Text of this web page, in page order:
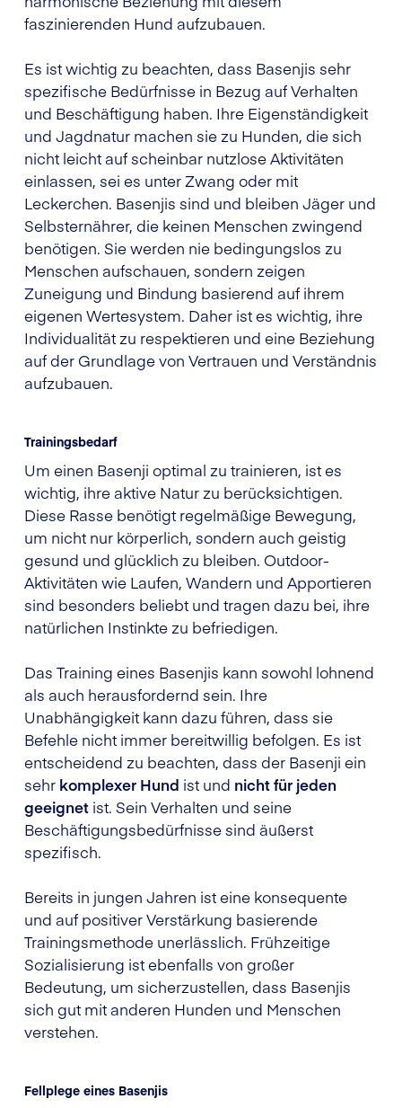
faszinierenden Hund aufzubauen.
Es ist wichtig zu beachten, dass Basenjis sehr
spezifische Bedürfnisse in Bezug auf Verhalten
und Beschäftigung haben. Ihre Eigenständigkeit
und Jagdnatur machen sie zu Hunden, die sich
nicht leicht auf scheinbar nutzlose Aktivitäten
einlassen, sei es unter Zwang oder mit
Leckerchen. Basenjis sind und bleiben Jäger und
Selbsternährer, die keinen Menschen zwingend
benötigen. Sie werden nie bedingungslos zu
Menschen aufschauen, sondern zeigen
Zuneigung und Bindung basierend auf ihrem
eigenen Wertesystem. Daher ist es wichtig, ihre
Individualität zu respektieren und eine Beziehung
auf der Grundlage von Vertrauen und Verständnis
aufzubauen.
Trainingsbedarf
Um einen Basenji optimal zu trainieren, ist es
wichtig, ihre aktive Natur zu berücksichtigen.
Diese Rasse benötigt regelmäßige Bewegung,
um nicht nur körperlich, sondern auch geistig
gesund und glücklich zu bleiben. Outdoor-
Aktivitäten wie Laufen, Wandern und Apportieren
sind besonders beliebt und tragen dazu bei, ihre
natürlichen Instinkte zu befriedigen.
Das Training eines Basenjis kann sowohl lohnend
als auch herausfordernd sein. Ihre
Unabhängigkeit kann dazu führen, dass sie
Befehle nicht immer bereitwillig befolgen. Es ist
entscheidend zu beachten, dass der Basenji ein
sehr komplexer Hund ist und nicht für jeden
geeignet ist. Sein Verhalten und seine
Beschäftigungsbedürfnisse sind äußerst
spezifisch.
Bereits in jungen Jahren ist eine konsequente
und auf positiver Verstärkung basierende
Trainingsmethode unerlässlich. Frühzeitige
Sozialisierung ist ebenfalls von großer
Bedeutung, um sicherzustellen, dass Basenjis
sich gut mit anderen Hunden und Menschen
verstehen.
Fellplege eines Basenjis